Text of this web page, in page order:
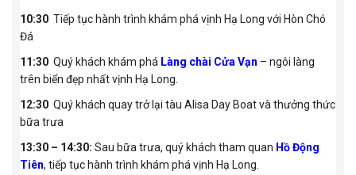
10:30 Tiếp tục hành trình khám phá vịnh Hạ Long với Hòn Chó
Đá
11:30 Quý khách khám phá Làng chài Cửa Vạn – ngôi làng
trên biển đẹp nhất vịnh Hạ Long.
12:30 Quý khách quay trở lại tàu Alisa Day Boat và thưởng thức
bữa trưa
13:30 – 14:30: Sau bữa trưa, quý khách tham quan Hồ Động
Tiên, tiếp tục hành trình khám phá vịnh Hạ Long.